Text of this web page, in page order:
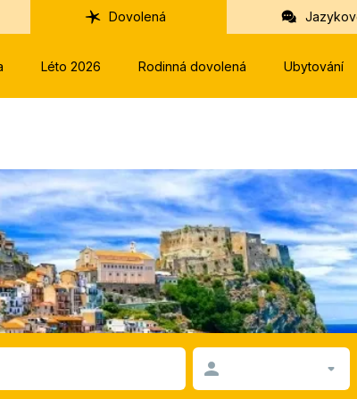
Dovolená
Léto 2026 Rodinná dovolená Ubytování